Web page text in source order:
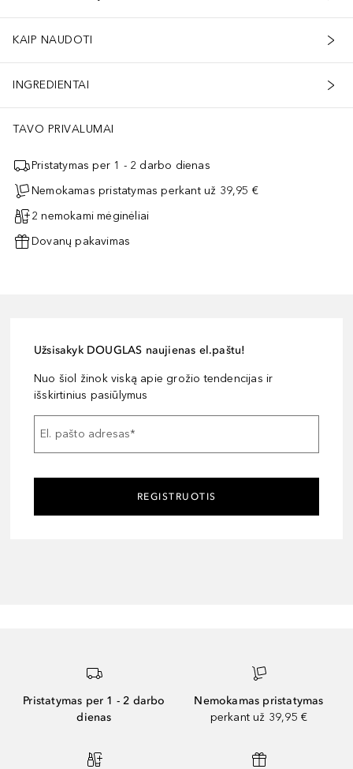
KAIP NAUDOTI
INGREDIENTAI
TAVO PRIVALUMAI
Pristatymas per 1 - 2 darbo dienas
Nemokamas pristatymas perkant už 39,95 €
2 nemokami mėginėliai
Dovanų pakavimas
Užsisakyk DOUGLAS naujienas el.paštu!
Nuo šiol žinok viską apie grožio tendencijas ir
išskirtinius pasiūlymus
El. pašto adresas*
REGISTRUOTIS
Pristatymas per 1 - 2 darbo
dienas
Nemokamas pristatymas
perkant už 39,95 €